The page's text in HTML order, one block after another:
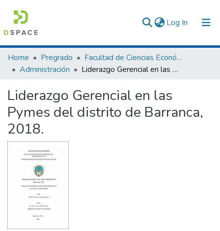
Log In (current)
Communities & Collections
All of DSpace
Statistics
Home Pregrado
Facultad de Ciencias Económicas y Administrativas
Administración
Liderazgo Gerencial en las Pymes del distrito de Barranca, 2018.
Liderazgo Gerencial en las
Pymes del distrito de Barranca,
2018.